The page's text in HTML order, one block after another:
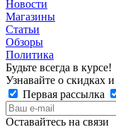
Новости
Магазины
Статьи
Обзоры
Политика
Будьте всегда в курсе!
Узнавайте о скидках
Первая рассылка
Оставайтесь на связи